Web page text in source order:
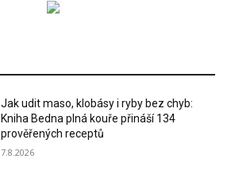
Jak udit maso, klobásy i ryby bez chyb:
Kniha Bedna plná kouře přináší 134
prověřených receptů
7.8.2026